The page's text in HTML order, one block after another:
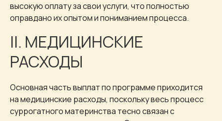
высокую оплату за свои услуги, что полностью
оправдано их опытом и пониманием процесса.
II. МЕДИЦИНСКИЕ
РАСХОДЫ
Основная часть выплат по программе приходится
на медицинские расходы, поскольку весь процесс
суррогатного материнства тесно связан с